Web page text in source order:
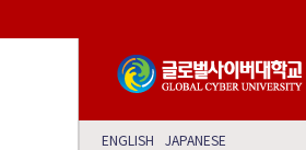
ENGLISH JAPANESE